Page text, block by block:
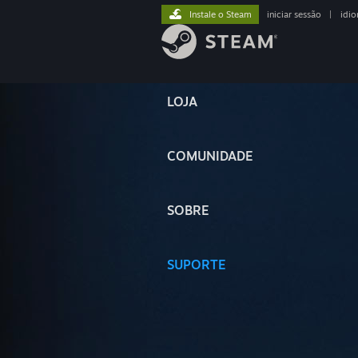
LOJA
COMUNIDADE
SOBRE
SUPORTE
Instale o Steam iniciar sessão